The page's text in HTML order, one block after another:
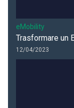
eMobility
Trasformare un
12/04/2023